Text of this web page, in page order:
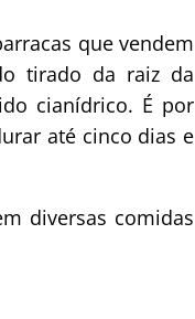
que vendem
tirado da raiz da
cianídrico. É por
até cinco dias e
diversas comidas